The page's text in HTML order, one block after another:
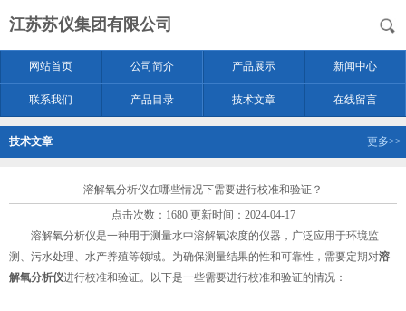
江苏苏仪集团有限公司
网站首页 公司简介 产品展示 新闻中心
联系我们 产品目录 技术文章 在线留言
技术文章 更多>>
溶解氧分析仪在哪些情况下需要进行校准和验证？
点击次数：1680 更新时间：2024-04-17
溶解氧分析仪是一种用于测量水中溶解氧浓度的仪器，广泛应用于环境监
测、污水处理、水产养殖等领域。为确保测量结果的性和可靠性，需要定期对溶
解氧分析仪进行校准和验证。以下是一些需要进行校准和验证的情况：